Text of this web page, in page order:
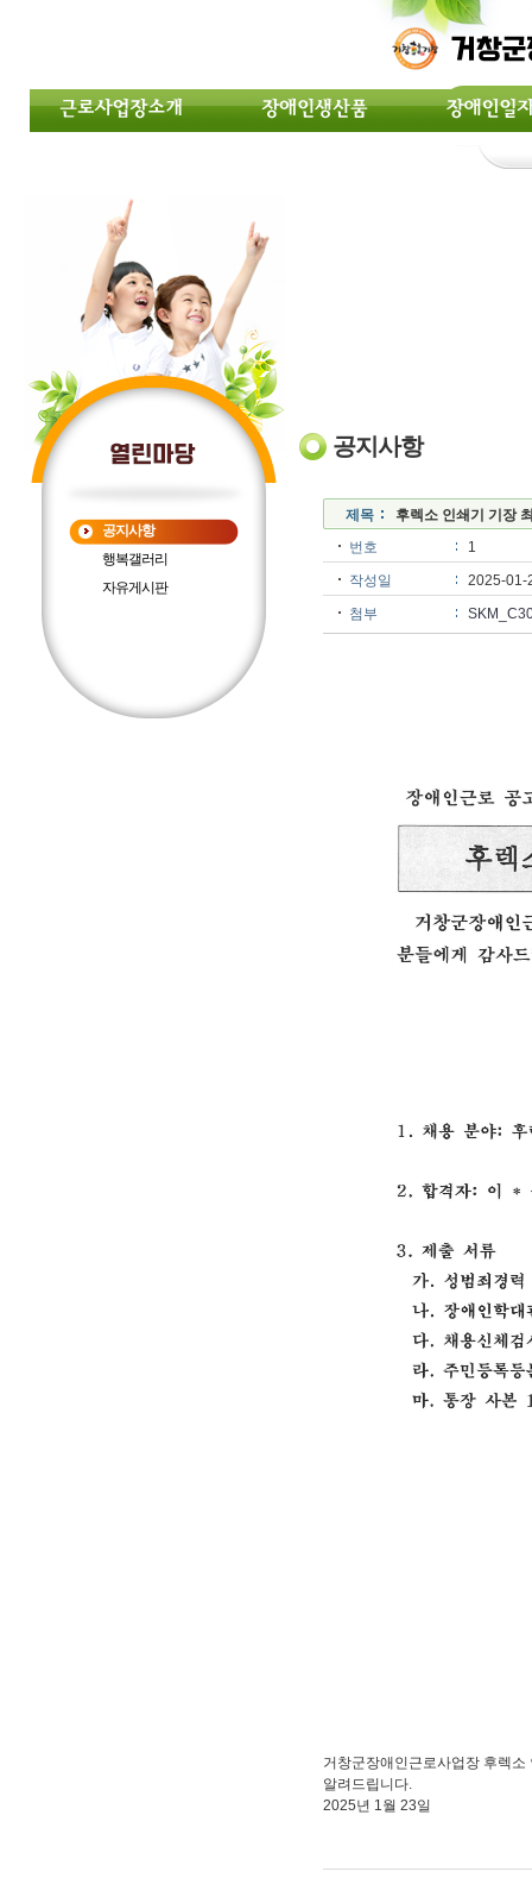
공지사항
행복갤러리
자유게시판
공지사항
제목
후렉소 인쇄기 기장
번호
1
작성일
2025-01-
첨부
거창군장애인근로사업장 후렉
알려드립니다.
2025년 1월 23일